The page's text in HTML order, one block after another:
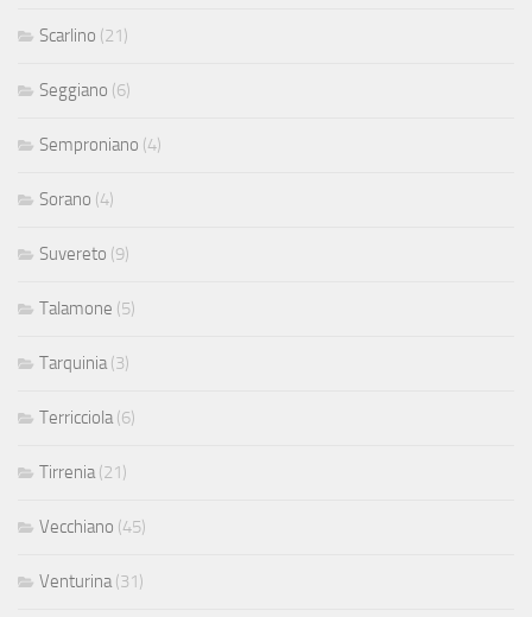
Scarlino (21)
Seggiano (6)
Semproniano (4)
Sorano (4)
Suvereto (9)
Talamone (5)
Tarquinia (3)
Terricciola (6)
Tirrenia (21)
Vecchiano (45)
Venturina (31)